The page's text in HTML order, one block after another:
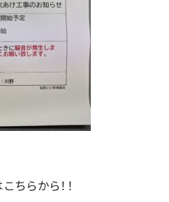
らから！！